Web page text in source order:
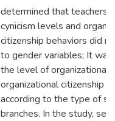
determined that teachers'
cynicism levels and
citizenship behaviors did
to gender variables; It
the level of organizational
organizational citizenship
according to the type of
branches. In the study,